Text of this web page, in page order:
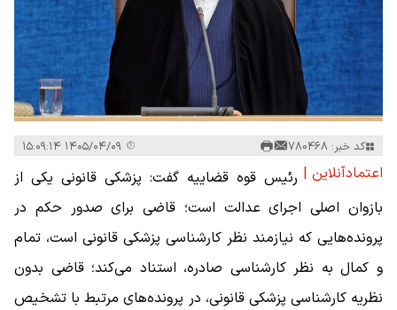
کد خبر: 780468
اعتمادآنلاین | رئیس قوه قضاییه گفت: پزشکی قانونی یکی از
بازوان اصلی اجرای عدالت است؛ قاضی برای صدور حکم در
پرونده‌هایی که نیازمند نظر کارشناسی پزشکی قانونی است، تمام
و کمال به نظر کارشناسی صادره، استناد می‌کند؛ قاضی بدون
نظریه کارشناسی پزشکی قانونی، در پرونده‌های مرتبط با تشخیص